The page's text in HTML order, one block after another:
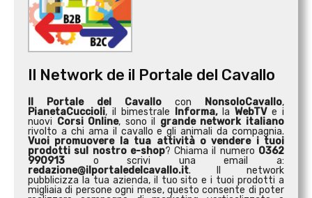
Il Network de il Portale del Cavallo
Il Portale del Cavallo con NonsoloCavallo,
PianetaCuccioli, il bimestrale Informa,laWebTVe i
nuovi Corsi Online, sono il grande network italiano
rivolto a chi ama il cavallo e gli animali da compagnia.
Vuoi promuovere la tua attività ovendere i tuoi
prodotti sul nostro e-shop? Chiama il numero 0362
990913 o scrivi una email a:
redazione@ilportaledelcavallo.it. Il network
pubblicizza la tua azienda, il tuo sito e i tuoi prodotti a
migliaia di persone ogni mese, questo consente di poter